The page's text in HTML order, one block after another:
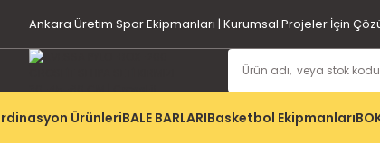
Ankara Üretim Spor Ekipmanları | Kurumsal Projeler İçin
ÜrünleriBALE BARLARIBasketbol Ekipmanları